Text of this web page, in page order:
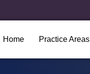
Home Practice Areas